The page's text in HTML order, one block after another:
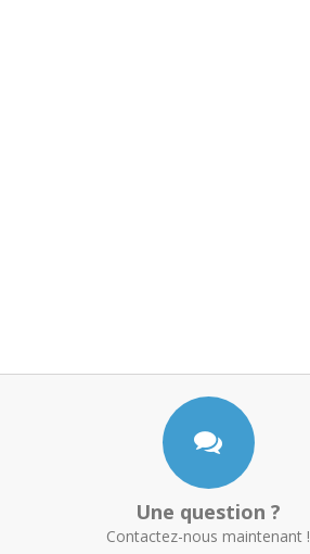
Une question ?
Contactez-nous maintenant !